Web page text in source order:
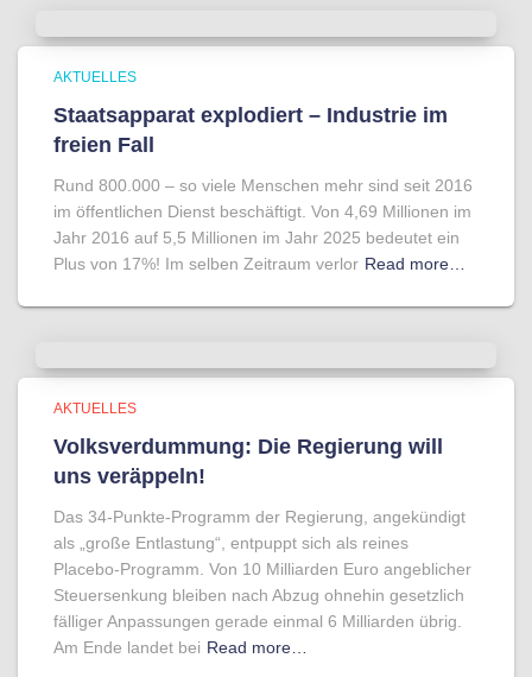
AKTUELLES
Staatsapparat explodiert – Industrie im
freien Fall
Rund 800.000 – so viele Menschen mehr sind seit 2016
im öffentlichen Dienst beschäftigt. Von 4,69 Millionen im
Jahr 2016 auf 5,5 Millionen im Jahr 2025 bedeutet ein
Plus von 17%! Im selben Zeitraum verlor Read more…
AKTUELLES
Volksverdummung: Die Regierung will
uns veräppeln!
Das 34-Punkte-Programm der Regierung, angekündigt
als „große Entlastung“, entpuppt sich als reines
Placebo-Programm. Von 10 Milliarden Euro angeblicher
Steuersenkung bleiben nach Abzug ohnehin gesetzlich
fälliger Anpassungen gerade einmal 6 Milliarden übrig.
Am Ende landet bei Read more…